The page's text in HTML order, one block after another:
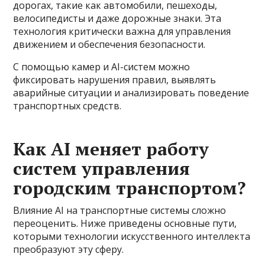
дорогах, такие как автомобили, пешеходы,
велосипедисты и даже дорожные знаки. Эта
технология критически важна для управления
движением и обеспечения безопасности.
С помощью камер и AI-систем можно
фиксировать нарушения правил, выявлять
аварийные ситуации и анализировать поведение
транспортных средств.
Как AI меняет работу
систем управления
городским транспортом?
Влияние AI на транспортные системы сложно
переоценить. Ниже приведены основные пути,
которыми технологии искусственного интеллекта
преобразуют эту сферу.